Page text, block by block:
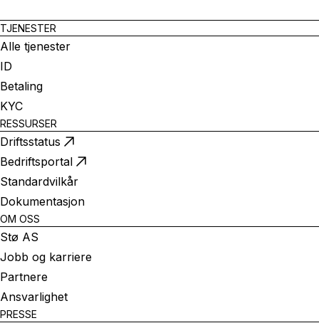
TJENESTER
Alle tjenester
ID
Betaling
KYC
RESSURSER
Driftsstatus
Bedriftsportal
Standardvilkår
Dokumentasjon
OM OSS
Stø AS
Jobb og karriere
Partnere
Ansvarlighet
PRESSE